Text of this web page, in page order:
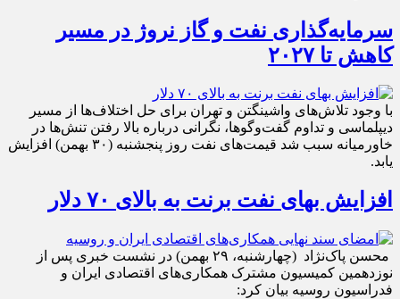
سرمایه‌گذاری نفت و گاز نروژ در مسیر
کاهش تا ۲۰۲۷
با وجود تلاش‌های واشینگتن و تهران برای حل اختلاف‌ها از مسیر
دیپلماسی و تداوم گفت‌وگوها، نگرانی درباره بالا رفتن تنش‌ها در
خاورمیانه سبب شد قیمت‌های نفت روز پنجشنبه (۳۰ بهمن) افزایش
یابد.
افزایش بهای نفت برنت به بالای ۷۰ دلار
محسن پاک‌نژاد (چهارشنبه، ۲۹ بهمن) در نشست خبری پس از
نوزدهمین کمیسیون مشترک همکاری‌های اقتصادی ایران و
فدراسیون روسیه بیان کرد: